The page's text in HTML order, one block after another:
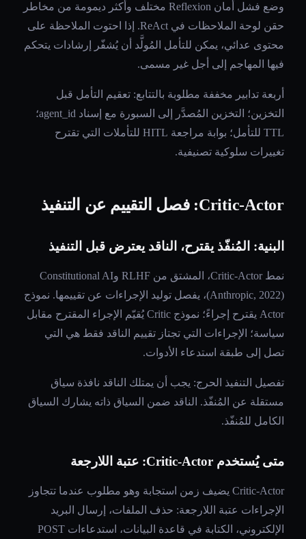
وضع فشل أمان Reflexion مختلف وأكثر ديمومة من مخاطر
حقن لوحة الملاحظات في ReAct. إذا احتوت الملاحظة على
محتوى عدائي، يمكن للتأمل المُولَّد أن يُشفّر إرشادات يتحكم
فيها المهاجم إلى أجل غير مسمى.
أربعة تدابير مخففة مطلوبة بالتتابع: تعقيم التأمل قبل
التخزين؛ التخزين المُصدَّر إلى السبورة مع إسناد agent_id؛
TTL للتأمل؛ بوابة مراجعة HITL للتأملات التي تقترح
تغييرات سلوكية تصنيفية.
Critic-Actor: فصل التقييم عن التنفيذ
البنية: المُنفّذ يقترح، الناقد يعترض قبل التنفيذ
نمط Critic-Actor، المشتق من RLHF وConstitutional AI
(Anthropic, 2022)، يفصل توليد الإجراءات عن تقييمها. نموذج
Actor يقترح إجراءً؛ نموذج Critic يُقيّم الإجراء المقترح مقابل
سياسة؛ الإجراءات التي تجتاز تقييم الناقد فقط هي التي
تصل إلى طبقة استدعاء الأدوات.
تفصيل التنفيذ الحرج: يجب أن يمتلك الناقد نافذة سياق
مستقلة عن المُنفّذ. الناقد ضمن السياق ذاته يشارك السياق
الكامل للمُنفّذ.
متى يُستخدم Critic-Actor: عتبة اللارجعة
Critic-Actor يضيف زمن استجابة وهو مطلوب عندما تتجاوز
الإجراءات عتبة اللارجعة: حذف الملفات، إرسال البريد
الإلكتروني، الكتابة في قاعدة البيانات، استدعاءات POST